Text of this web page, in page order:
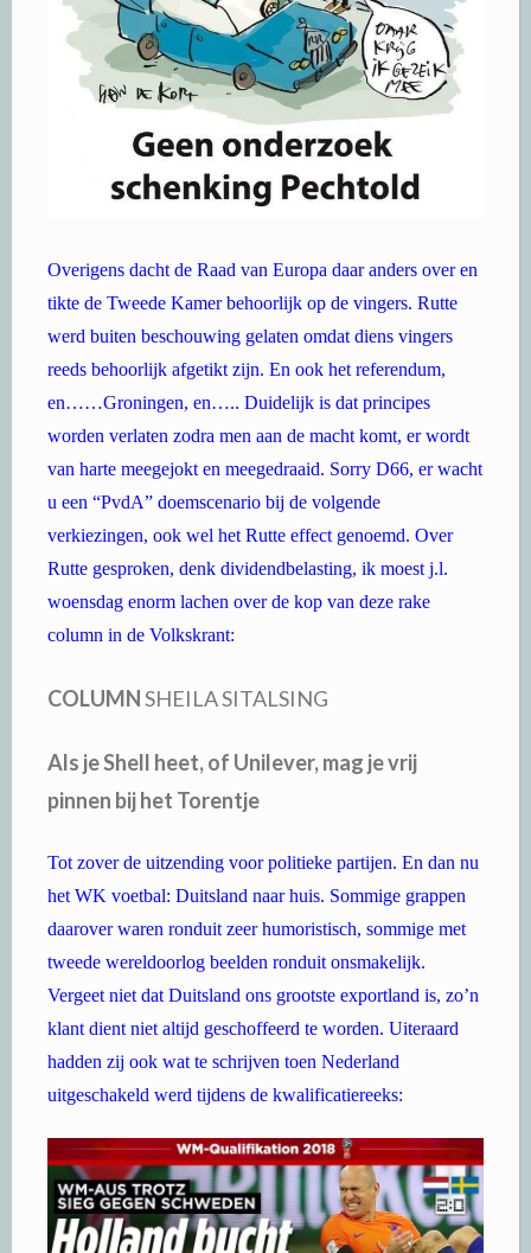
Overigens dacht de Raad van Europa daar anders over en
tikte de Tweede Kamer behoorlijk op de vingers. Rutte
werd buiten beschouwing gelaten omdat diens vingers
reeds behoorlijk afgetikt zijn. En ook het referendum,
en……Groningen, en….. Duidelijk is dat principes
worden verlaten zodra men aan de macht komt, er wordt
van harte meegejokt en meegedraaid. Sorry D66, er wacht
u een “PvdA” doemscenario bij de volgende
verkiezingen, ook wel het Rutte effect genoemd. Over
Rutte gesproken, denk dividendbelasting, ik moest j.l.
woensdag enorm lachen over de kop van deze rake
column in de Volkskrant:
COLUMNSHEILA SITALSING
Als je Shell heet, of Unilever, mag je vrij
pinnen bij het Torentje
Tot zover de uitzending voor politieke partijen. En dan nu
het WK voetbal: Duitsland naar huis. Sommige grappen
daarover waren ronduit zeer humoristisch, sommige met
tweede wereldoorlog beelden ronduit onsmakelijk.
Vergeet niet dat Duitsland ons grootste exportland is, zo’n
klant dient niet altijd geschoffeerd te worden. Uiteraard
hadden zij ook wat te schrijven toen Nederland
uitgeschakeld werd tijdens de kwalificatiereeks: